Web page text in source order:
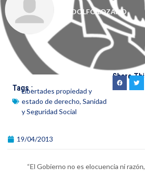
ADOLFO LOZANO
Tags :
Libertades propiedad y
estado de derecho, Sanidad
y Seguridad Social
Share
19/04/2013
“El Gobierno no es elocuencia ni